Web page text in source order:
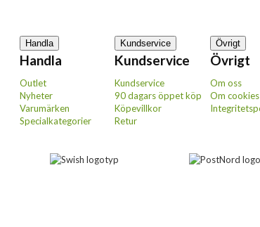
Handla
Handla
Outlet
Nyheter
Varumärken
Specialkategorier
Kundservice
Kundservice
Kundservice
90 dagars öppet köp
Köpevillkor
Retur
Övrigt
Övrigt
Om oss
Om cookies